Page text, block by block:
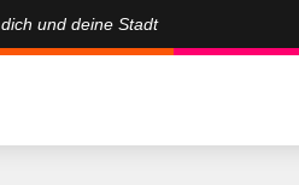
und deine Stadt